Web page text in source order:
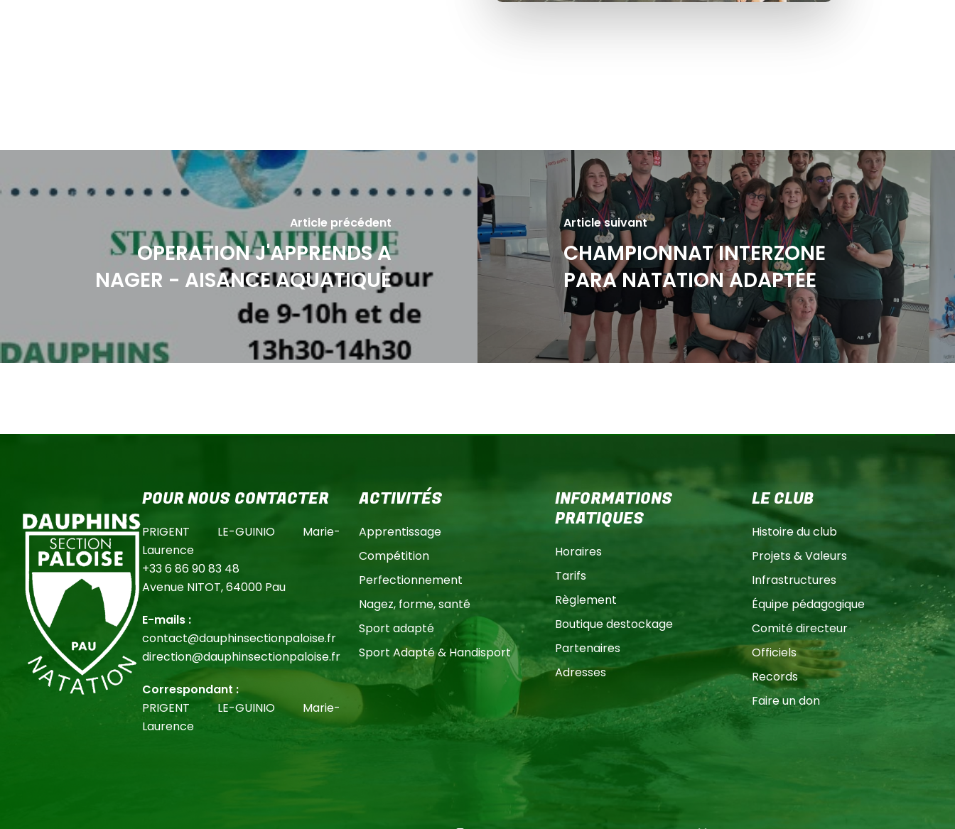
Article précédent
OPERATION J'APPRENDS A
NAGER - AISANCE AQUATIQUE
Article suivant
CHAMPIONNAT INTERZONE
PARA NATATION ADAPTÉE
POUR NOUS CONTACTER
PRIGENT LE-GUINIO Marie-
Laurence
+33 6 86 90 83 48
Avenue NITOT, 64000 Pau
E-mails :
contact@dauphinsectionpaloise.fr
direction@dauphinsectionpaloise.fr
Correspondant :
PRIGENT LE-GUINIO Marie-
Laurence
ACTIVITÉS
Apprentissage
Compétition
Perfectionnement
Nagez, forme, santé
Sport adapté
Sport Adapté & Handisport
INFORMATIONS
PRATIQUES
Horaires
Tarifs
Règlement
Boutique destockage
Partenaires
Adresses
LE CLUB
Histoire du club
Projets & Valeurs
Infrastructures
Équipe pédagogique
Comité directeur
Officiels
Records
Faire un don